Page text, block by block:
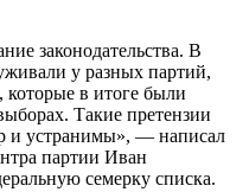
законодательства. В
у разных партий,
в итоге были
Такие претензии
и устранимы», — написал
партии Иван
семерку списка.